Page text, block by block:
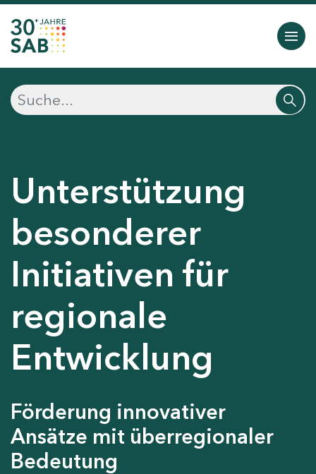
Unterstützung
besonderer
Initiativen für
regionale
Entwicklung
Förderung innovativer
Ansätze mit überregionaler
Bedeutung